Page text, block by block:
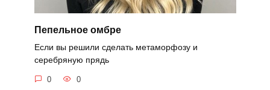
Пепельное омбре
Если вы решили сделать метаморфозу и
серебряную прядь
0 0